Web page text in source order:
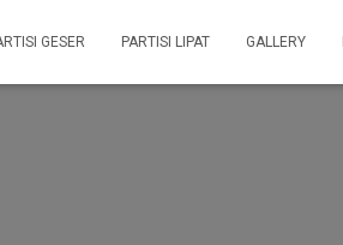
GESER PARTISI LIPAT GALLERY